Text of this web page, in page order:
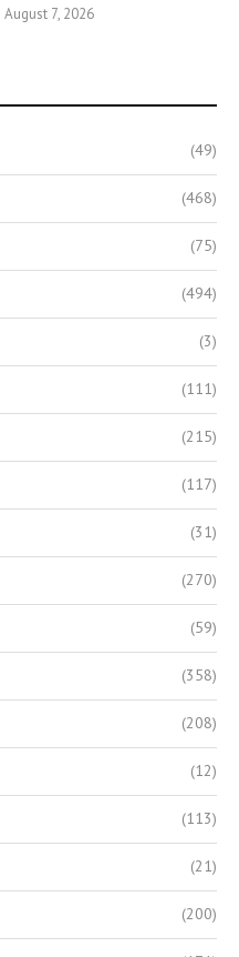
August 7, 2026
(49)
(468)
(75)
(494)
(3)
(111)
(215)
(117)
(31)
(270)
(59)
(358)
(208)
(12)
(113)
(21)
(200)